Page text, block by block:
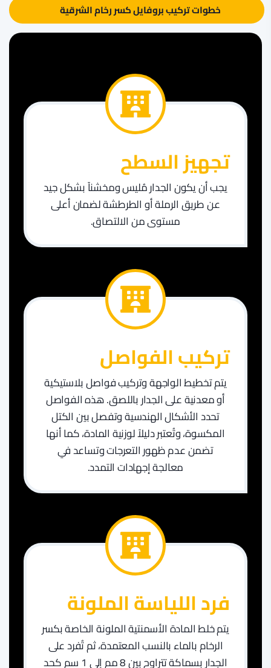
خطوات تركيب بروفايل كسر رخام الشرقية
​تجهيز السطح
يجب أن يكون الجدار مُليس ومخشناً بشكل جيد
عن طريق الرملة أو الطرطشة لضمان أعلى
مستوى من الالتصاق.
تركيب الفواصل
يتم تخطيط الواجهة وتركيب فواصل بلاستيكية
أو معدنية على الجدار باللصق. هذه الفواصل
تحدد الأشكال الهندسية وتفصل بين الكتل
المكسوة، وتُعتبر دليلاً لوزنية المادة، كما أنها
تضمن عدم ظهور التعرجات وتساعد في
معالجة إجهادات التمدد.
​فرد اللياسة الملونة
يتم خلط المادة الأسمنتية الملونة الخاصة بكسر
الرخام بالماء بالنسب المعتمدة، ثم تُفرد على
الجدار بسماكة تتراوح بين 8 مم إلى 1 سم كحد